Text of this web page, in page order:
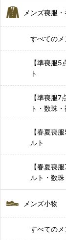
メンズ喪服
すべての
【準喪服
ト
【準喪服
ト・数珠
【春夏喪
ルト
【春夏喪
ルト・数
メンズ小物
すべての